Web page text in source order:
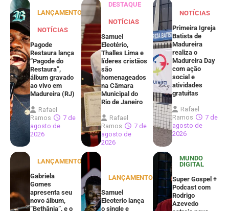
LANÇAMENTOS
NOTÍCIAS
Pagode
Restaura lança
“Pagode do
Restaura”,
álbum gravado
ao vivo em
Madureira (RJ)
Rafael
Ramos
7 de
agosto de
2026
DESTAQUE
NOTÍCIAS
Samuel
Eleotério,
Thalles Lima e
líderes cristãos
são
homenageados
na Câmara
Municipal do
Rio de Janeiro
Rafael
Ramos
7 de
agosto de
2026
NOTÍCIAS
Primeira Igreja
Batista de
Madureira
realiza o
Madureira Day
com ação
social e
atividades
gratuitas
Rafael
Ramos
7 de
agosto de
2026
LANÇAMENTOS
Gabriela
Gomes
apresenta seu
novo álbum,
“Bethânia”, e o
LANÇAMENTOS
Samuel
Eleoterio lança
o single e
MUNDO
DIGITAL
Super Gospel +
Podcast com
Rodrigo
Azevedo